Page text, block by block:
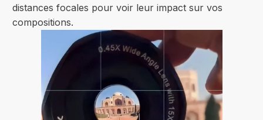
distances focales pour voir leur impact sur vos
compositions.